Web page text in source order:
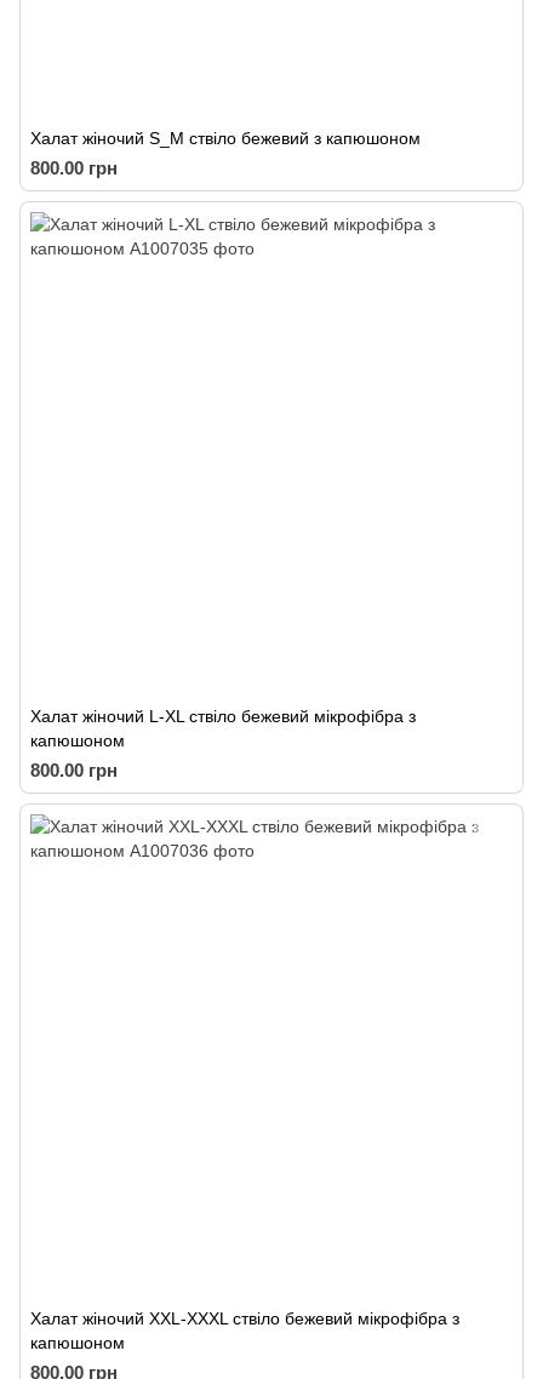
Халат жіночий S_M ствіло бежевий з капюшоном
800.00 грн
Халат жіночий L-XL ствіло бежевий мікрофібра з
капюшоном
800.00 грн
Халат жіночий XXL-XXXL ствіло бежевий мікрофібра з
капюшоном
800.00 грн